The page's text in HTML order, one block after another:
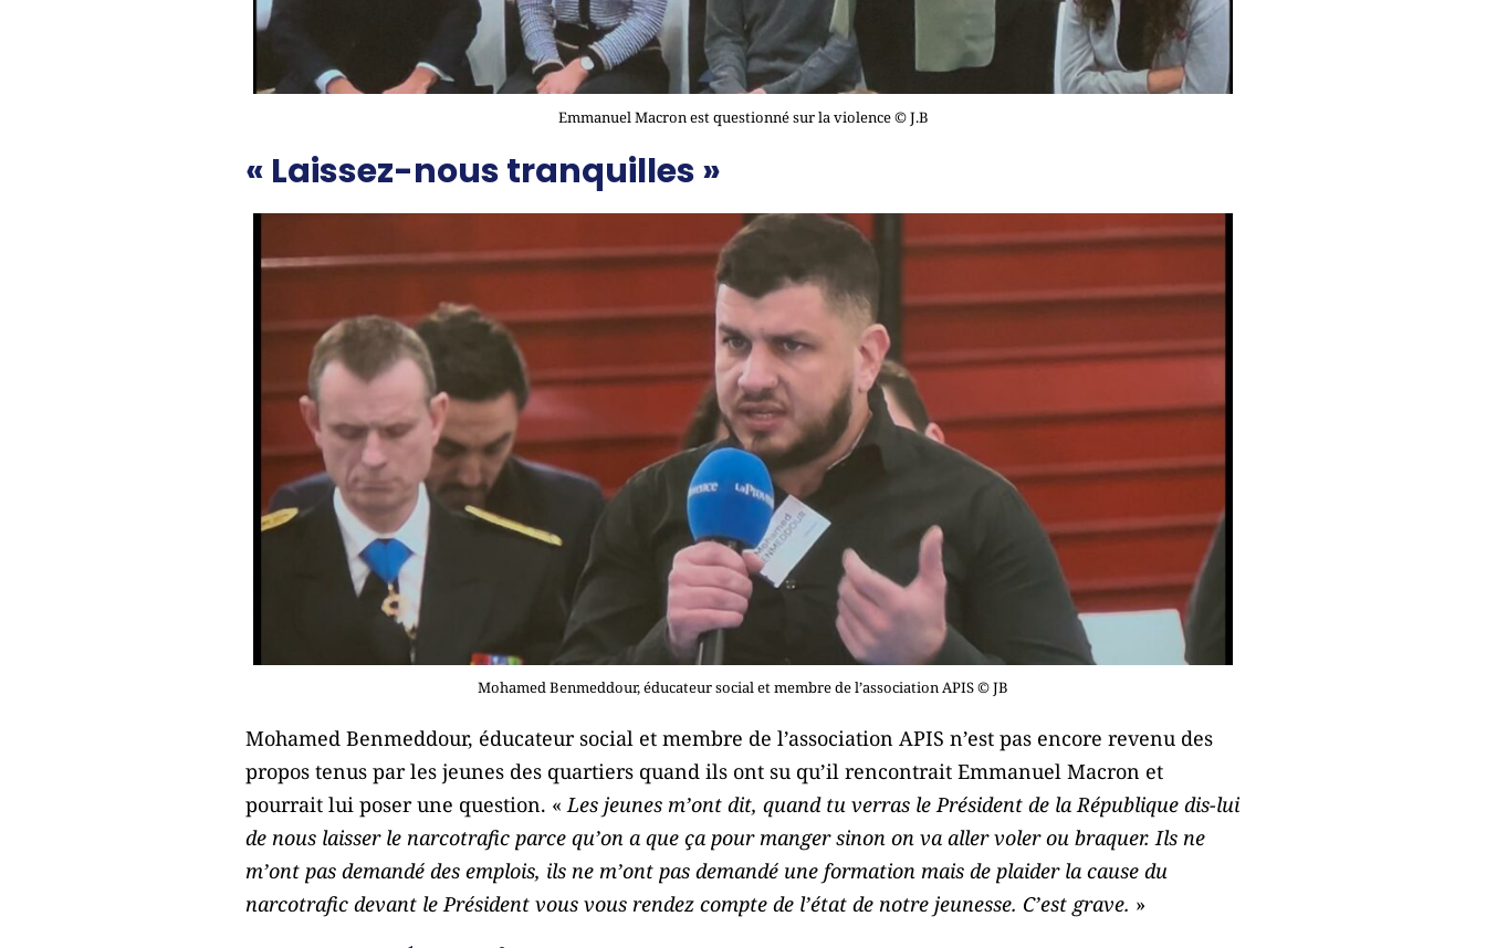
Emmanuel Macron est questionné sur la violence © J.B
« Laissez-nous tranquilles »
Mohamed Benmeddour, éducateur social et membre de l’association APIS © JB
Mohamed Benmeddour, éducateur social et membre de l’association APIS n’est pas encore revenu des
propos tenus par les jeunes des quartiers quand ils ont su qu’il rencontrait Emmanuel Macron et
pourrait lui poser une question. «Les jeunes m’ont dit, quand tu verras le Président de la République dis-lui
de nous laisser le narcotrafic parce qu’on a que ça pour manger sinon on va aller voler ou braquer. Ils ne
m’ont pas demandé des emplois, ils ne m’ont pas demandé une formation mais de plaider la cause du
narcotrafic devant le Président vous vous rendez compte de l’état de notre jeunesse. C’est grave. »